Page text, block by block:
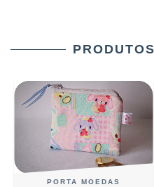
PORTA MOEDAS